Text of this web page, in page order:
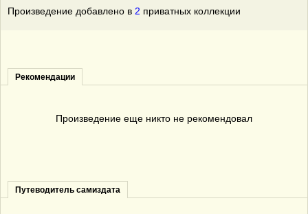
Произведение добавлено в 2 приватных коллекции
Рекомендации
Произведение еще никто не рекомендовал
Путеводитель самиздата